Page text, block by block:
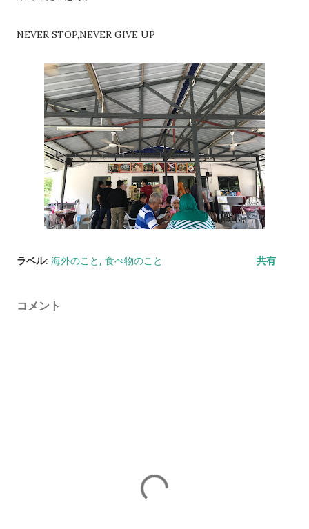
NEVER STOP,NEVER GIVE UP
ラベル: 海外のこと 食べ物のこと 共有
コメント